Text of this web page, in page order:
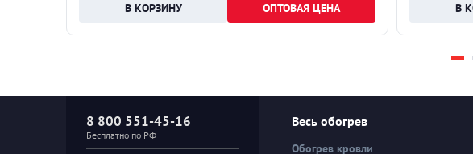
ОПТОВАЯ ЦЕНА
8 800 551-45-16
Бесплатно по РФ
Весь обогрев
Обогрев кровли